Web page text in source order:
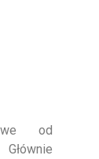
od